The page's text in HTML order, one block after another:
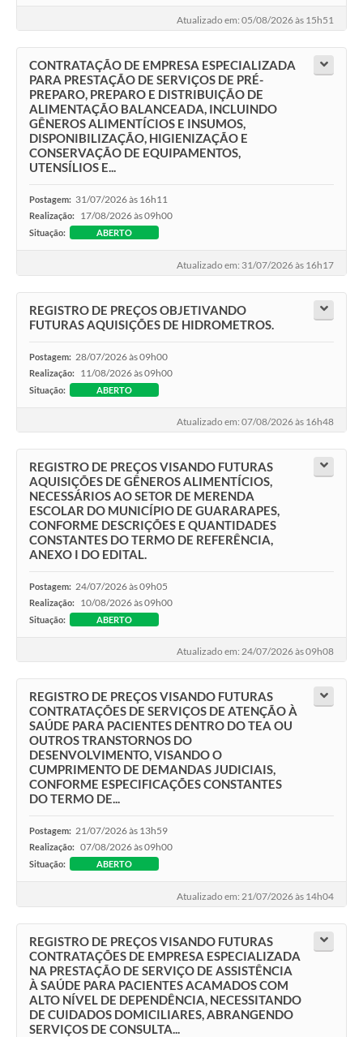
Atualizado em: 05/08/2026 às 15h51
CONTRATAÇÃO DE EMPRESA ESPECIALIZADA
PARA PRESTAÇÃO DE SERVIÇOS DE PRÉ-
PREPARO, PREPARO E DISTRIBUIÇÃO DE
ALIMENTAÇÃO BALANCEADA, INCLUINDO
GÊNEROS ALIMENTÍCIOS E INSUMOS,
DISPONIBILIZAÇÃO, HIGIENIZAÇÃO E
CONSERVAÇÃO DE EQUIPAMENTOS,
UTENSÍLIOS E...
Postagem: 31/07/2026 às 16h11
Realização: 17/08/2026 às 09h00
Situação: ABERTO
Atualizado em: 31/07/2026 às 16h17
REGISTRO DE PREÇOS OBJETIVANDO
FUTURAS AQUISIÇÕES DE HIDROMETROS.
Postagem: 28/07/2026 às 09h00
Realização: 11/08/2026 às 09h00
Situação: ABERTO
Atualizado em: 07/08/2026 às 16h48
REGISTRO DE PREÇOS VISANDO FUTURAS
AQUISIÇÕES DE GÊNEROS ALIMENTÍCIOS,
NECESSÁRIOS AO SETOR DE MERENDA
ESCOLAR DO MUNICÍPIO DE GUARARAPES,
CONFORME DESCRIÇÕES E QUANTIDADES
CONSTANTES DO TERMO DE REFERÊNCIA,
ANEXO I DO EDITAL.
Postagem: 24/07/2026 às 09h05
Realização: 10/08/2026 às 09h00
Situação: ABERTO
Atualizado em: 24/07/2026 às 09h08
REGISTRO DE PREÇOS VISANDO FUTURAS
CONTRATAÇÕES DE SERVIÇOS DE ATENÇÃO À
SAÚDE PARA PACIENTES DENTRO DO TEA OU
OUTROS TRANSTORNOS DO
DESENVOLVIMENTO, VISANDO O
CUMPRIMENTO DE DEMANDAS JUDICIAIS,
CONFORME ESPECIFICAÇÕES CONSTANTES
DO TERMO DE...
Postagem: 21/07/2026 às 13h59
Realização: 07/08/2026 às 09h00
Situação: ABERTO
Atualizado em: 21/07/2026 às 14h04
REGISTRO DE PREÇOS VISANDO FUTURAS
CONTRATAÇÕES DE EMPRESA ESPECIALIZADA
NA PRESTAÇÃO DE SERVIÇO DE ASSISTÊNCIA
À SAÚDE PARA PACIENTES ACAMADOS COM
ALTO NÍVEL DE DEPENDÊNCIA, NECESSITANDO
DE CUIDADOS DOMICILIARES, ABRANGENDO
SERVIÇOS DE CONSULTA...